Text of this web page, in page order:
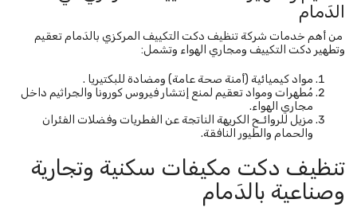
الدَمام
من أهم خدمات شركة تنظيف دكت التكييف المركزي بالدَمام تعقيم
وتطهير دكت التكييف ومجاري الهواء وتشمل:
مواد كيميائية (أمنة صحة عامة) ومضادة للبكتيريا .
مُطهرات ومواد تعقيم لمنع إنتشار فيروس كورونا والجراثيم داخل
مجاري الهواء.
مزيل للروائـح الكريهة الناتجة عن الفطريات وفضلات الفئران
والحمام والطيور النافقة.
تنظيف دكت مكيفات سكنية وتجارية
وصناعية بالدَمام